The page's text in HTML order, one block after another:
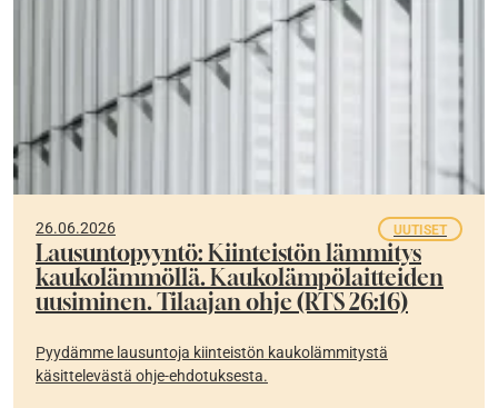
26.06.2026 UUTISET
Lausuntopyyntö: Kiinteistön lämmitys
kaukolämmöllä. Kaukolämpölaitteiden
uusiminen. Tilaajan ohje (RTS 26:16)
Pyydämme lausuntoja kiinteistön kaukolämmitystä
käsittelevästä ohje-ehdotuksesta.